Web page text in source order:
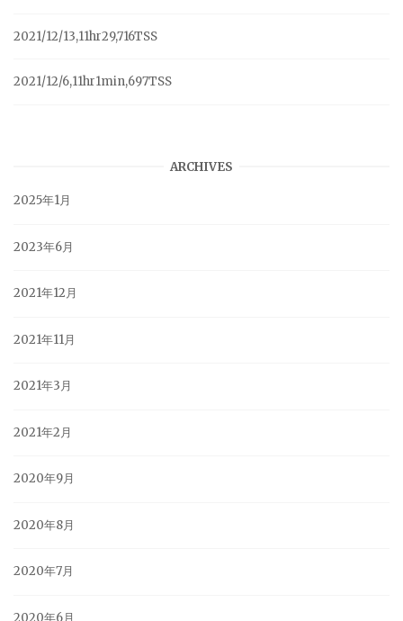
2021/12/13,11hr29,716TSS
2021/12/6,11hr1min,697TSS
ARCHIVES
2025年1月
2023年6月
2021年12月
2021年11月
2021年3月
2021年2月
2020年9月
2020年8月
2020年7月
2020年6月